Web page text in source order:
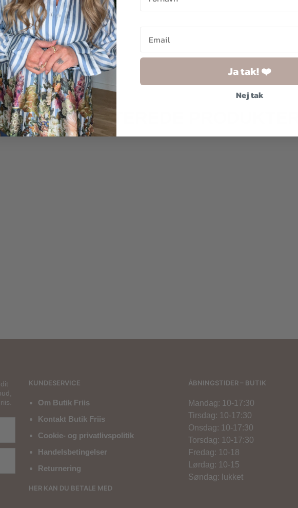
rated4.6
&
RELATEREDE
KUNDESERVICE
Om Butik Friis
Kontakt Butik Friis
Cookie- og privatlivspolitik
Handelsbetingelser
Returnering
HER KAN DU BETALE MED
ÅBNINGSTIDER – BUTIK
Mandag: 10-17:30
Tirsdag: 10-17:30
Onsdag: 10-17:30
Torsdag: 10-17:30
Fredag: 10-18
Lørdag: 10-15
Søndag: lukket
Ja tak! ❤️
Nej tak